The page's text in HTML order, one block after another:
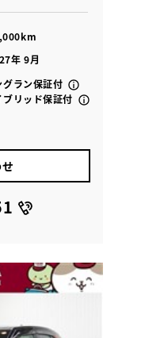
年 9月
グラン保証付
ブリッド保証付